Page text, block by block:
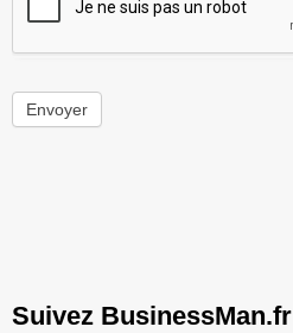
Envoyer
Suivez BusinessMan.fr